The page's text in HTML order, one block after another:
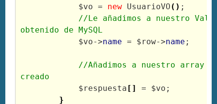
$vo = new UsuarioVO ( ) ;
//Le añadimos a nuestro
obtenido de MySQL
$vo->name = $row->name ;
//Añadimos a nuestro array
creado
$respuesta [ ] = $vo ;
}